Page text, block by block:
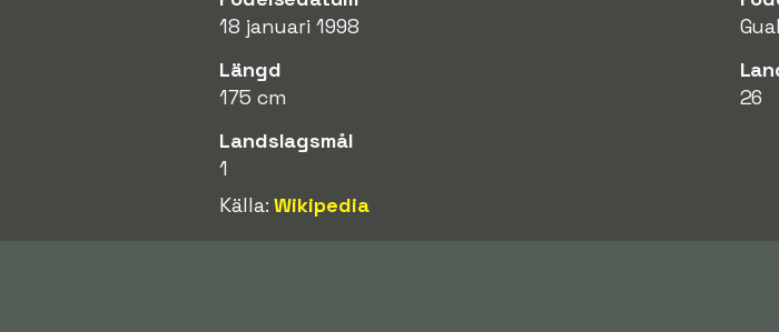
18 januari 1998
Längd
175 cm
26
Landslagsmål
1
Källa:Wikipedia